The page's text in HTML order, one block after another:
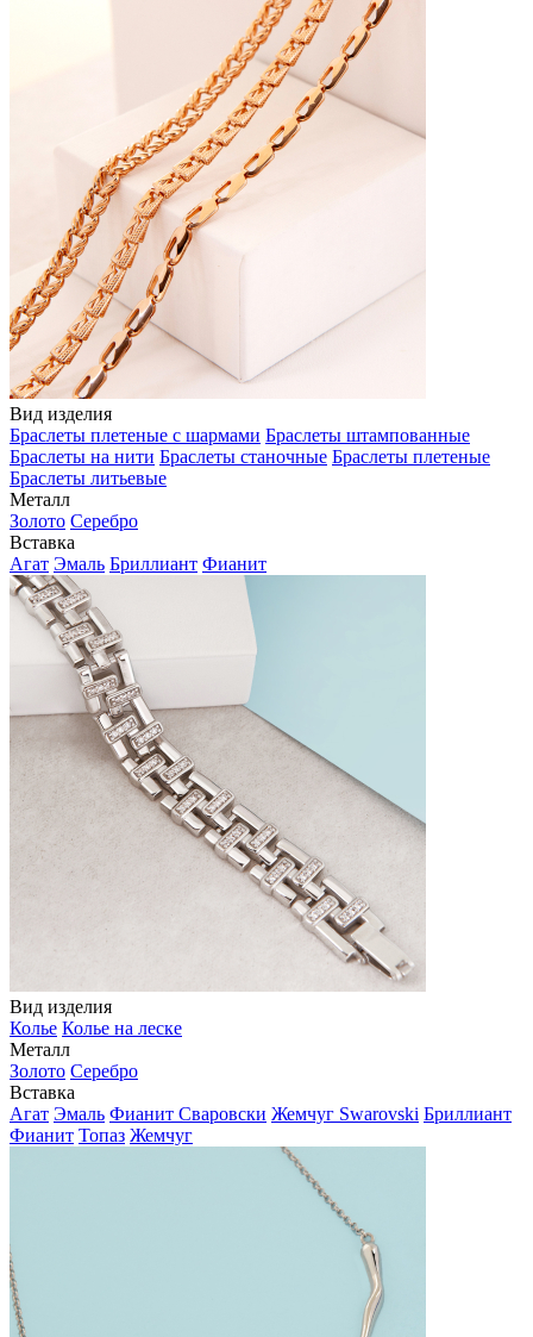
Вид изделия
Браслеты плетеные с шармами Браслеты штампованные
Браслеты на нити Браслеты станочные Браслеты плетеные
Браслеты литьевые
Металл
Золото Серебро
Вставка
Агат Эмаль Бриллиант Фианит
Вид изделия
Колье Колье на леске
Металл
Золото Серебро
Вставка
Агат Эмаль Фианит Сваровски Жемчуг Swarovski Бриллиант
Фианит Топаз Жемчуг